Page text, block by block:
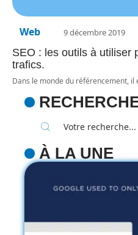
Web 9 décembre 2019
SEO : les outils à utiliser
trafics.
Dans le monde du référencement,
À LA UNE